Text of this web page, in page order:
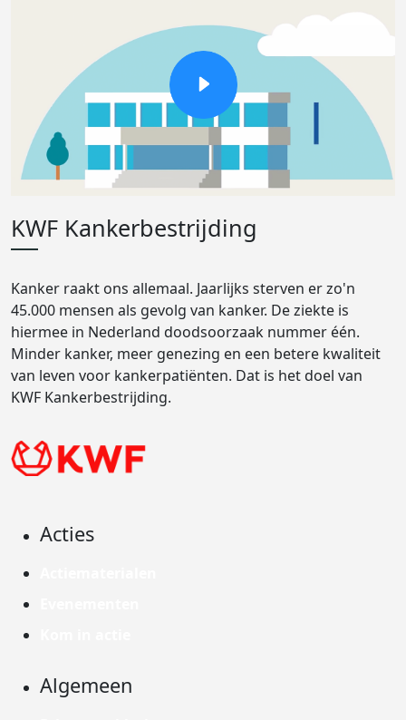
KWF Kankerbestrijding
Kanker raakt ons allemaal. Jaarlijks sterven er zo'n
45.000 mensen als gevolg van kanker. De ziekte is
hiermee in Nederland doodsoorzaak nummer één.
Minder kanker, meer genezing en een betere kwaliteit
van leven voor kankerpatiënten. Dat is het doel van
KWF Kankerbestrijding.
Acties
Algemeen